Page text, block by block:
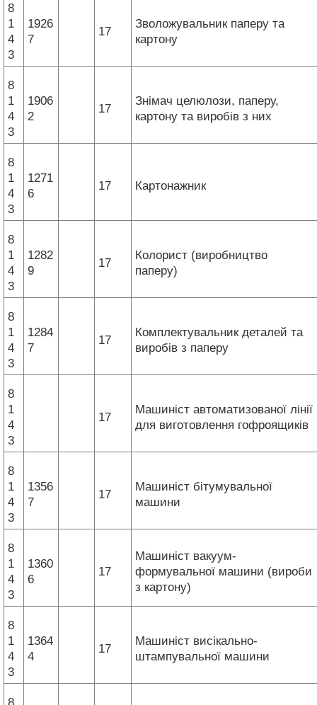
8
1
4
3
1926
7
17
Зволожувальник паперу та
картону
8
1
4
3
1906
2
17
Знімач целюлози, паперу,
картону та виробів з них
8
1
4
3
1271
6
17 Картонажник
8
1
4
3
1282
9
17
Колорист (виробництво
паперу)
8
1
4
3
1284
7
17
Комплектувальник деталей та
виробів з паперу
8
1
4
3
17
Машиніст автоматизованої лінії
для виготовлення гофроящиків
8
1
4
3
1356
7
17
Машиніст бітумувальної
машини
8
1
4
3
1360
6
17
Машиніст вакуум-
формувальної машини (вироби
з картону)
8
1
4
3
1364
4
17
Машиніст висікально-
штампувальної машини
8